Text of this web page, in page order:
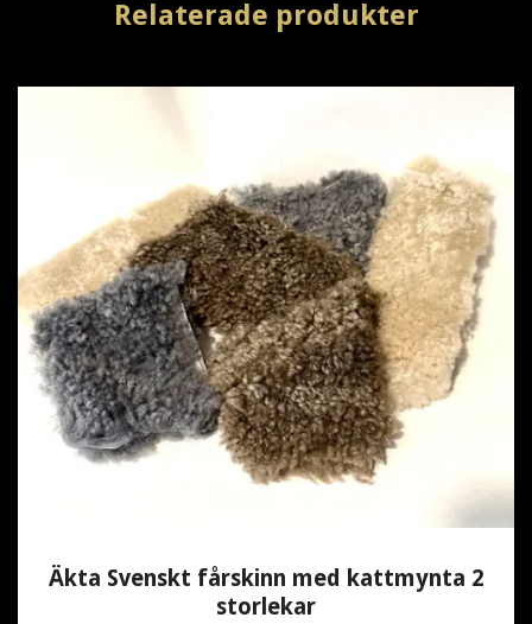
Äkta Svenskt fårskinn med kattmynta 2
storlekar